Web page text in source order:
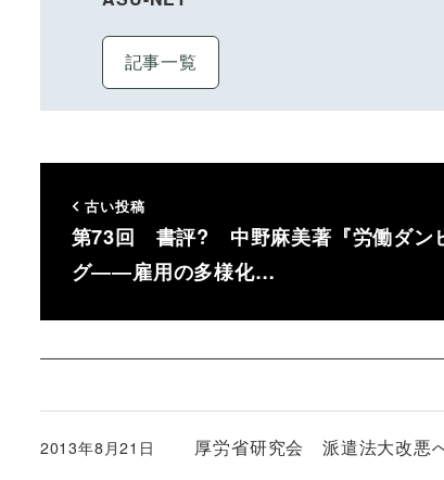
記事一覧
古い投稿
第73回 書評? 中野麻美著『労働ダン
グ――雇用の多様化…
厚労省研究会 派遣法大改悪
投稿日
2013年8月21日